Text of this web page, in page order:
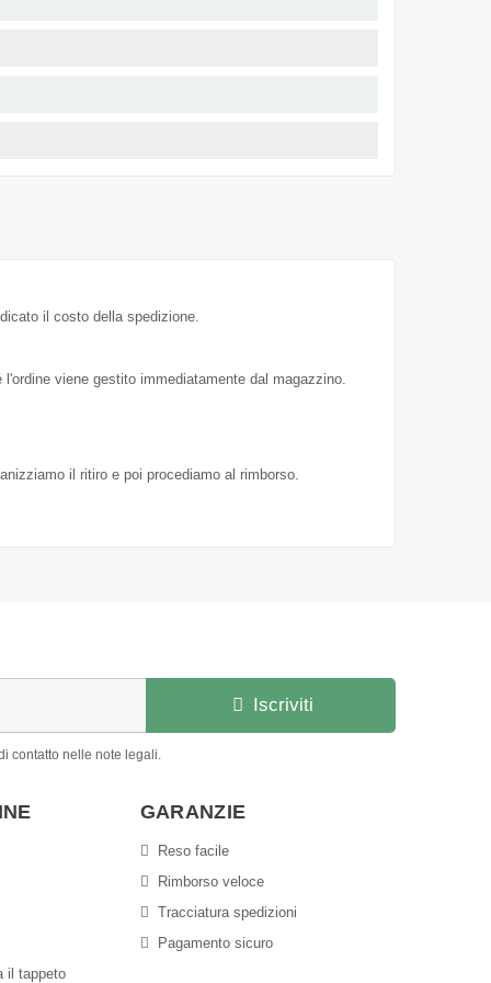
il costo della spedizione.
viene gestito immediatamente dal magazzino.
il ritiro e poi procediamo al rimborso.
Iscriviti
contatto nelle note legali.
il tappeto
GARANZIE
Reso facile
Rimborso veloce
Tracciatura spedizioni
Pagamento sicuro